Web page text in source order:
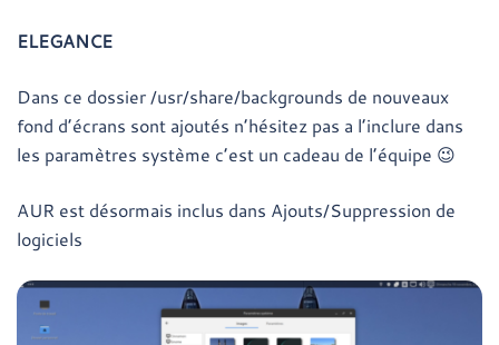
ELEGANCE
Dans ce dossier /usr/share/backgrounds de nouveaux
fond d’écrans sont ajoutés n’hésitez pas a l’inclure dans
les paramètres système c’est un cadeau de l’équipe 😉
AUR est désormais inclus dans Ajouts/Suppression de
logiciels